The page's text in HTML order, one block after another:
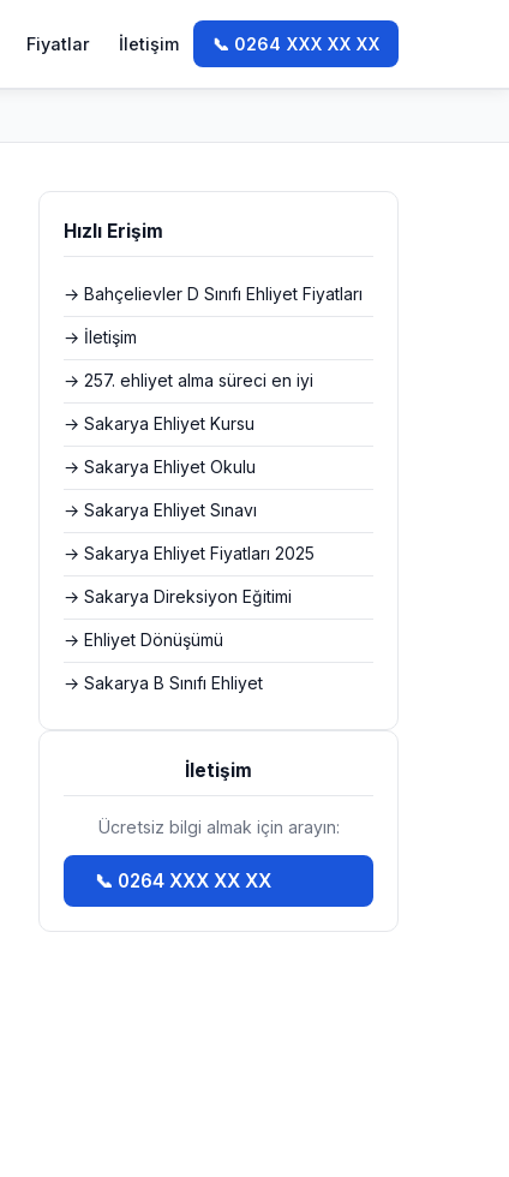
Fiyatlar İletişim 📞 0264 XXX XX XX
Hızlı Erişim
→ Bahçelievler D Sınıfı Ehliyet Fiyatları
→ İletişim
→ 257. ehliyet alma süreci en iyi
→ Sakarya Ehliyet Kursu
→ Sakarya Ehliyet Okulu
→ Sakarya Ehliyet Sınavı
→ Sakarya Ehliyet Fiyatları 2025
→ Sakarya Direksiyon Eğitimi
→ Ehliyet Dönüşümü
→ Sakarya B Sınıfı Ehliyet
İletişim
Ücretsiz bilgi almak için arayın:
📞 0264 XXX XX XX